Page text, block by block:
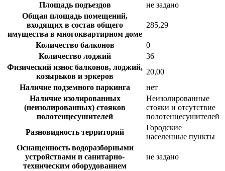
Площадь подъездов
не задано
Общая площадь помещений,
входящих в состав общего
имущества в многоквартирном доме
285,29
Количество балконов
0
Количество лоджий
36
Физический износ балконов, лоджий,
козырьков и эркеров
20,00
Наличие подземного паркинга
нет
Наличие изолированных
(неизолированных) стояков
полотенцесушителей
Неизолированные
стояки и отсутствие
полотенцесушителей
Разновидность территорий
Городские
населенные пункты
Оснащенность водоразборными
устройствами и санитарно-
техническим оборудованием
не задано